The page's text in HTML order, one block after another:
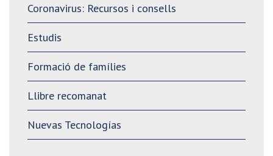
Coronavirus: Recursos i consells
Estudis
Formació de famílies
Llibre recomanat
Nuevas Tecnologías